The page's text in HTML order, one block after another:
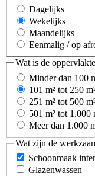
Dagelijks
Wekelijks
Maandelijks
Eenmalig / op
Wat is de
Minder dan 100
101 m² tot 250
251 m² tot 500
501 m² tot 1.000
Meer dan 1.000
Wat zijn de
Schoonmaak
Glazenwassen